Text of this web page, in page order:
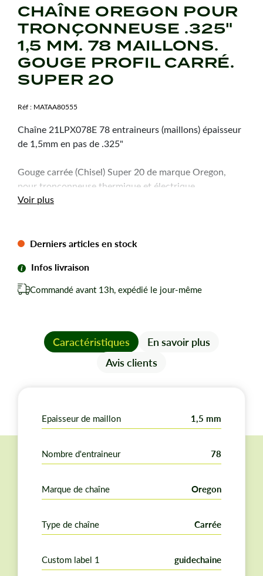
CHAÎNE OREGON POUR
TRONÇONNEUSE .325"
1,5 MM. 78 MAILLONS.
GOUGE PROFIL CARRÉ.
SUPER 20
Réf : MATAA80555
Chaîne 21LPX078E 78 entraineurs (maillons) épaisseur
de 1,5mm en pas de .325"
Gouge carrée (Chisel) Super 20 de marque Oregon,
pour tronçonneuse thermique et électrique
Voir plus
Derniers articles en stock
Infos livraison
Commandé avant 13h, expédié le jour-même
Caractéristiques
En savoir plus
Avis clients
Epaisseur de maillon 1,5 mm
Nombre d'entraineur 78
Marque de chaîne Oregon
Type de chaîne Carrée
Custom label 1 guidechaine